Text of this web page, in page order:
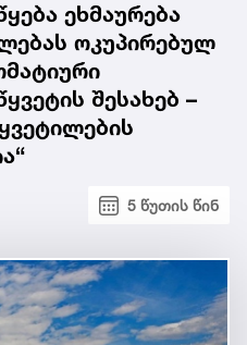
ეხმაურება
ოკუპირებულ
შესახებ –
5 წუთის წინ